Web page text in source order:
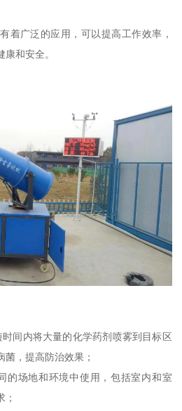
着广泛的应用，可以提高工作效率，
和安全。
间内将大量的化学药剂喷雾到目标区
，提高防治效果；
的场地和环境中使用，包括室内和室